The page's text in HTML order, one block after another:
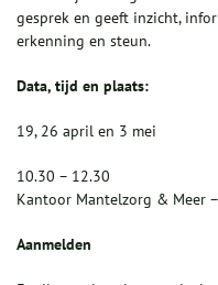
gesprek en geeft inzicht,
erkenning en steun.
Data, tijd en plaats:
19, 26 april en 3 mei
10.30 – 12.30
Kantoor Mantelzorg & Meer
Aanmelden